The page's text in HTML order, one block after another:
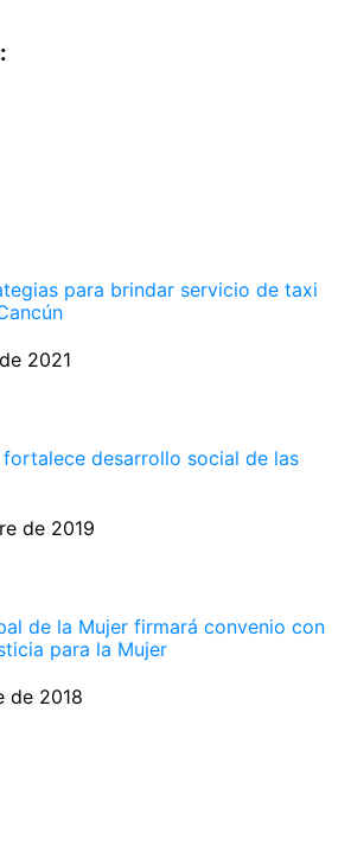
para brindar servicio de taxi
2021
fortalece desarrollo social de las
de 2019
de la Mujer firmará convenio con
para la Mujer
de 2018